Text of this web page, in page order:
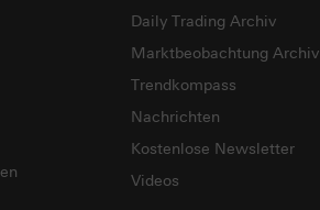
Daily Trading Archiv
Marktbeobachtung Archiv
Trendkompass
Nachrichten
Kostenlose Newsletter
Videos